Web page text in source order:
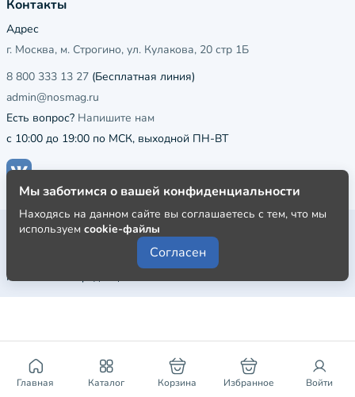
Главная Каталог Корзина Избранное Войти
Контакты
Адрес
г. Москва, м. Строгино, ул. Кулакова, 20 стр 1Б
8 800 333 13 27 (Бесплатная линия)
admin@nosmag.ru
Есть вопрос? Напишите нам
с 10:00 до 19:00 по МСК, выходной ПН-ВТ
Публичная оферта
Пользовательское соглашение
Политика конфиденциальности
Мы заботимся о вашей конфиденциальности
Находясь на данном сайте вы соглашаетесь с тем, что мы
используем cookie-файлы
Согласен